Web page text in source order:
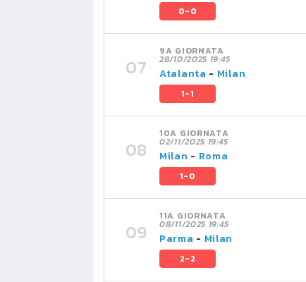
0-0
9A GIORNATA
28/10/2025 19:45
Atalanta - Milan
1-1
10A GIORNATA
02/11/2025 19:45
Milan - Roma
1-0
11A GIORNATA
08/11/2025 19:45
Parma - Milan
2-2